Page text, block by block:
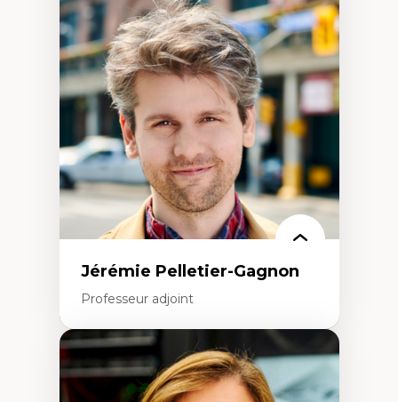
Fragmentation des auditoires médiatiques
Analyse multi-plateforme des auditoires
médiatiques
Analyse des comportements numériques à
travers les données massives et l’IA
Recherche quantitative et qualitative sur
les auditoires médiatiques
Épistémologie des techniques de recherche
numérique et l’IA
Théorie des droits de la personne
La pensée politique d’Hannah Arendt
La pensée politique à l’ère numérique
Justice internationale et normes
internationales
Jérémie Pelletier-Gagnon
Professeur adjoint
Expertises
Études du jeu vidéo
Fouille de textes